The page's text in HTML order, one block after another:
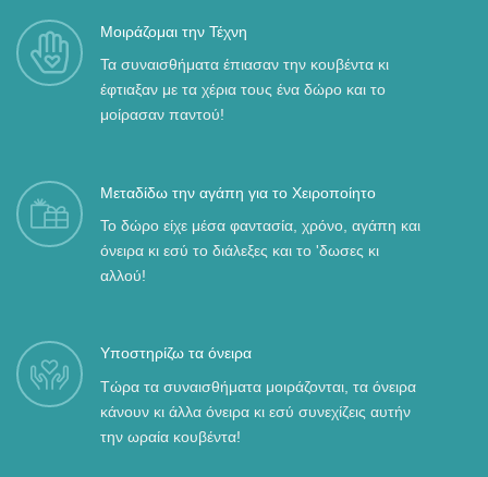
Μοιράζομαι την Τέχνη
Τα συναισθήματα έπιασαν την κουβέντα κι
έφτιαξαν με τα χέρια τους ένα δώρο και το
μοίρασαν παντού!
Μεταδίδω την αγάπη για το Χειροποίητο
Το δώρο είχε μέσα φαντασία, χρόνο, αγάπη και
όνειρα κι εσύ το διάλεξες και το 'δωσες κι
αλλού!
Υποστηρίζω τα όνειρα
Τώρα τα συναισθήματα μοιράζονται, τα όνειρα
κάνουν κι άλλα όνειρα κι εσύ συνεχίζεις αυτήν
την ωραία κουβέντα!